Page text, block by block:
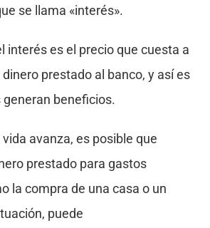
se llama «interés».
interés es el precio que cuesta a
prestado al banco, y así es
beneficios.
avanza, es posible que
prestado para gastos
la compra de una casa o un
puede